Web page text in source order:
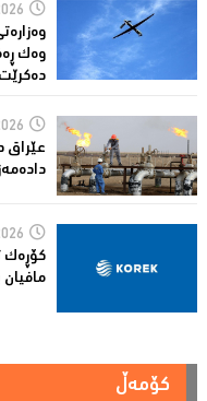
وەک
دەکرێت
عێراق
کۆڕەک
مافیان
کۆمەڵ